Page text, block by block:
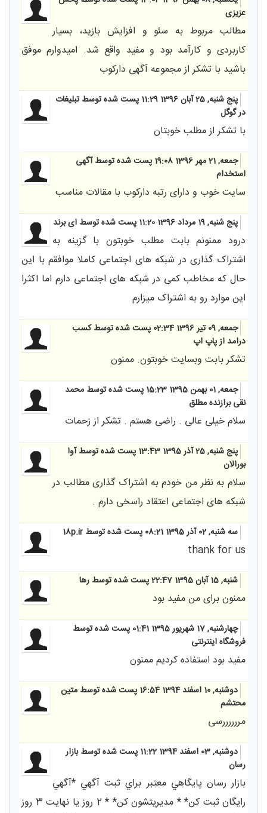
عزیزی
مطالب مربوط به سئو و افزایش بازید، بسیار
کاربردی و کارآمد بود و مفید واقع شد. امیدوارم موفق
باشید با تشکر از مجموعه آگهی دارکوب
پنج شنبه, 25 آبان 1396 11:29
پست شده توسط تبلیغات
در گوگل
با تشکر از مطلب خوبتان
جمعه, 21 مهر 1396 19:08
پست شده توسط آگهی
استخدام
سایت خوب و دارای رتبه دارکوب با مقالات مناسب
پنج شنبه, 19 مرداد 1396 11:20 پست شده توسط ای برند
درود ممنونم بابت مطلب خوبتون با گزینه به
اشتراک گذاری در شبکه های اجتماعی کاملا موافقم با این
حال که مخاطب کمی در شبکه های اجتماعی دارم اما اکثرا
این موارد رو به اشتراک میزارم
جمعه, 09 تیر 1396 02:34
پست شده توسط کسب
درامد از پاپ اپ
تشکر بابت وبسایت خوبتون. ممنون
جمعه, 01 بهمن 1395 15:23
پست شده توسط محمد
نقی برازنده مطلق
سلام خیلی عالی . راضی هستم . تشکر از زحمات
پنج شنبه, 25 آذر 1395 13:43
پست شده توسط آوا
بورالان
سلام به نظر من خودم به اشتراک گذاری مطالب در
شبکه های اجتماعی اعتقاد راسخی دارم .
سه شنبه, 02 آذر 1395 08:21 پست شده توسط 18p.ir
thank for us
شنبه, 15 آبان 1395 22:47 پست شده توسط رها
ممنون برای من مفید بود
چهارشنبه, 17 شهریور 1395 01:41
پست شده توسط
فروشگاه اینترنتی
مفید بود استفاده کردیم ممنون
دوشنبه, 10 اسفند 1394 16:54
پست شده توسط متین
محتشم
مررررررسی
دوشنبه, 03 اسفند 1394 11:22
پست شده توسط بازار
رسان
بازار رسان پايگاهي معتبر براي ثبت آگهي *آگهي
رايگان ثبت کن* * مديريتشون کن* * 2 روز يا نهايت 3 روز